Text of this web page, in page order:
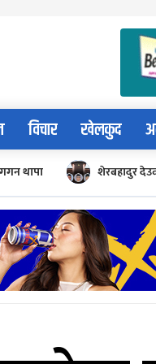
विचार खेलकुद
गगन थापा शेरबहादुर